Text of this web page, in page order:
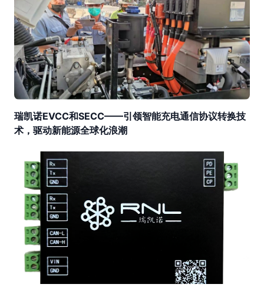
瑞凯诺EVCC和SECC——引领智能充电通信协议转换技
术，驱动新能源全球化浪潮